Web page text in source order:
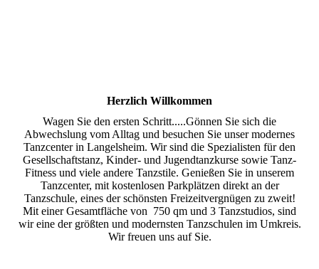
Herzlich Willkommen
Wagen Sie den ersten Schritt.....Gönnen Sie sich die
Abwechslung vom Alltag und besuchen Sie unser modernes
Tanzcenter in Langelsheim. Wir sind die Spezialisten für den
Gesellschaftstanz, Kinder- und Jugendtanzkurse sowie Tanz-
Fitness und viele andere Tanzstile. Genießen Sie in unserem
Tanzcenter, mit kostenlosen Parkplätzen direkt an der
Tanzschule, eines der schönsten Freizeitvergnügen zu zweit!
Mit einer Gesamtfläche von 750 qm und 3 Tanzstudios, sind
wir eine der größten und modernsten Tanzschulen im Umkreis.
Wir freuen uns auf Sie.